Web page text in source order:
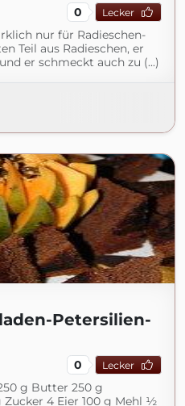
0 Lecker
nur für Radieschen-
Teil aus Radieschen, er
er schmeckt auch zu (...)
Petersilien-
0 Lecker
g Butter 250 g
4 Eier 100 g Mehl ½